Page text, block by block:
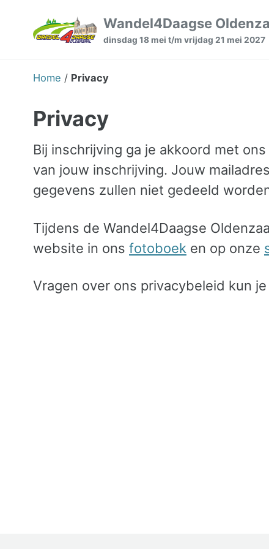
navigation
Wandel4Daagse
dinsdag 18 mei t/m vrijdag 21 mei 2027
Home / Privacy
Privacy
Bij inschrijving ga je akkoord met
van jouw inschrijving. Jouw
gegevens zullen niet gedeeld
Tijdens de Wandel4Daagse
website in ons fotoboek en op onze
Vragen over ons privacybeleid kun